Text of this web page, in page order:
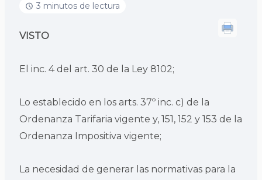
3 minutos de lectura
VISTO
El inc. 4 del art. 30 de la Ley 8102;
Lo establecido en los arts. 37º inc. c) de la
Ordenanza Tarifaria vigente y, 151, 152 y 153 de la
Ordenanza Impositiva vigente;
La necesidad de generar las normativas para la